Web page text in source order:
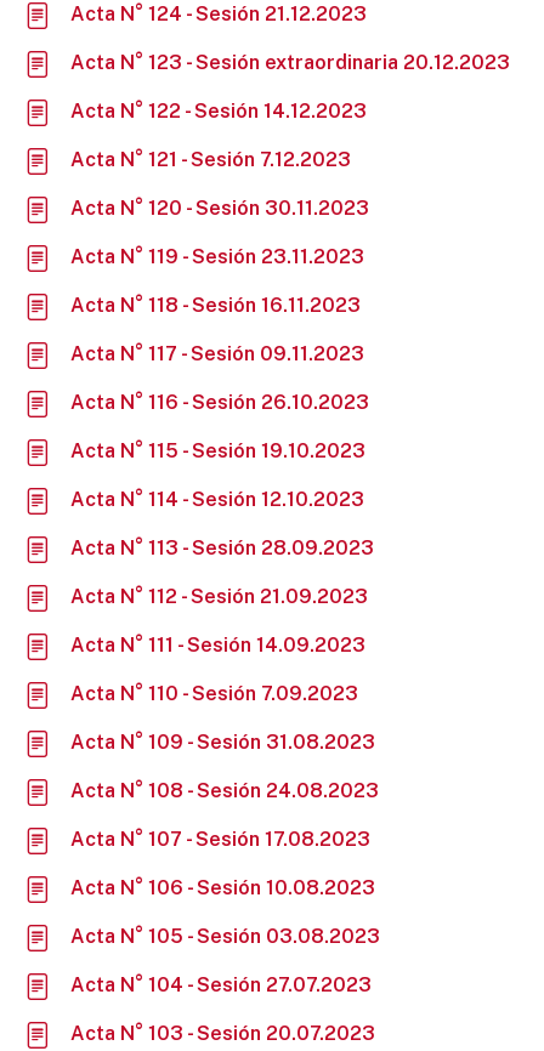
Acta N° 124 - Sesión 21.12.2023
Acta N° 123 - Sesión extraordinaria 20.12.2023
Acta N° 122 - Sesión 14.12.2023
Acta N° 121 - Sesión 7.12.2023
Acta N° 120 - Sesión 30.11.2023
Acta N° 119 - Sesión 23.11.2023
Acta N° 118 - Sesión 16.11.2023
Acta N° 117 - Sesión 09.11.2023
Acta N° 116 - Sesión 26.10.2023
Acta N° 115 - Sesión 19.10.2023
Acta N° 114 - Sesión 12.10.2023
Acta N° 113 - Sesión 28.09.2023
Acta N° 112 - Sesión 21.09.2023
Acta N° 111 - Sesión 14.09.2023
Acta N° 110 - Sesión 7.09.2023
Acta N° 109 - Sesión 31.08.2023
Acta N° 108 - Sesión 24.08.2023
Acta N° 107 - Sesión 17.08.2023
Acta N° 106 - Sesión 10.08.2023
Acta N° 105 - Sesión 03.08.2023
Acta N° 104 - Sesión 27.07.2023
Acta N° 103 - Sesión 20.07.2023